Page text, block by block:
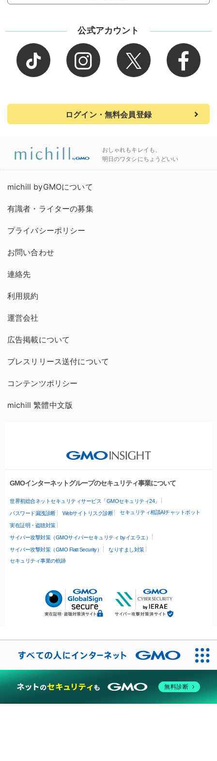
公式アカウント
ログイン・無料会員登録
おしゃれもキレイも、
明日のワタシにちょうどいい
michill byGMOについて
有識者・ライターの募集
プライバシーポリシー
お問い合わせ
連絡先
利用規約
運営会社
広告掲載について
プレスリリース送付について
コンテンツポリシー
michill 繁體中文版
GMOインターネットグループのセキュリティ事業について
世界初総合ネットセキュリティサービス「GMOセキュリティ24」
パスワード漏洩診断 Webサイトリスク診断 セキュリティ相談AIチャットボット
実在証明・盗聴対策
サイバー攻撃対策（GMOサイバーセキュリティ byイエラエ）
サイバー攻撃対策（GMO Flatt Security）
なりすまし対策
セキュリティ事業の軌跡
無料診断